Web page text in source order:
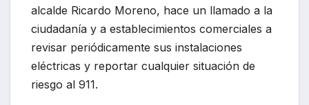
alcalde Ricardo Moreno, hace un llamado a la
ciudadanía y a establecimientos comerciales a
revisar periódicamente sus instalaciones
eléctricas y reportar cualquier situación de
riesgo al 911.